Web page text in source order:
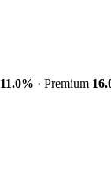
11.0% · Premium